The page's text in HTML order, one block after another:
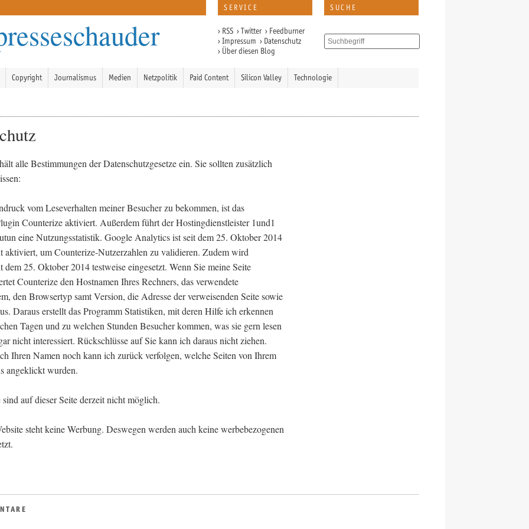
SERVICE
› RSS ›Twitter › Feedburner
›Impressum › Datenschutz
› Über diesen Blog
SUCHE
Copyright Journalismus Medien Netzpolitik Paid Content Silicon Valley Technologie
alle Bestimmungen der Datenschutzgesetze ein. Sie sollten zusätzlich
vom Leseverhalten meiner Besucher zu bekommen, ist das
Counterize aktiviert. Außerdem führt der Hostingdienstleister 1und1
eine Nutzungsstatistik. Google Analytics ist seit dem 25. Oktober 2014
aktiviert, um Counterize-Nutzerzahlen zu validieren. Zudem wird
dem 25. Oktober 2014 testweise eingesetzt. Wenn Sie meine Seite
Counterize den Hostnamen Ihres Rechners, das verwendete
den Browsertyp samt Version, die Adresse der verweisenden Seite sowie
Daraus erstellt das Programm Statistiken, mit deren Hilfe ich erkennen
Tagen und zu welchen Stunden Besucher kommen, was sie gern lesen
nicht interessiert. Rückschlüsse auf Sie kann ich daraus nicht ziehen.
Ihren Namen noch kann ich zurück verfolgen, welche Seiten von Ihrem
angeklickt wurden.
auf dieser Seite derzeit nicht möglich.
steht keine Werbung. Deswegen werden auch keine werbebezogenen